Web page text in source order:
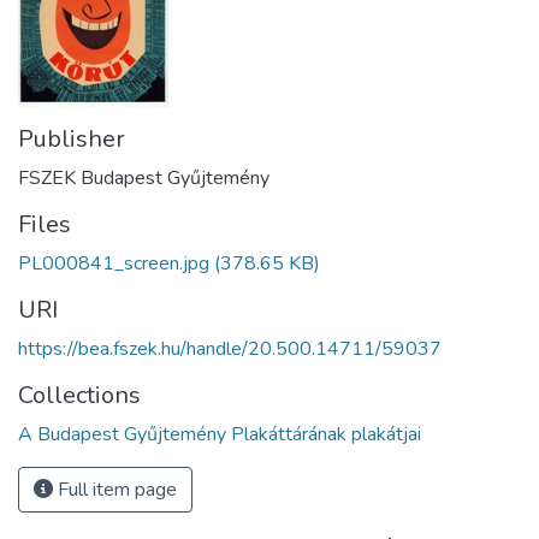
Publisher
FSZEK Budapest Gyűjtemény
Files
PL000841_screen.jpg (378.65 KB)
URI
https://bea.fszek.hu/handle/20.500.14711/59037
Collections
A Budapest Gyűjtemény Plakáttárának plakátjai
Full item page